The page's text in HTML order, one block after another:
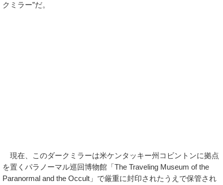
クミラー”だ。
現在、このダークミラーは米ケンタッキー州コビントンに拠点
を置くパラノーマル巡回博物館「The Traveling Museum of the
Paranormal and the Occult」で厳重に封印されたうえで保管され